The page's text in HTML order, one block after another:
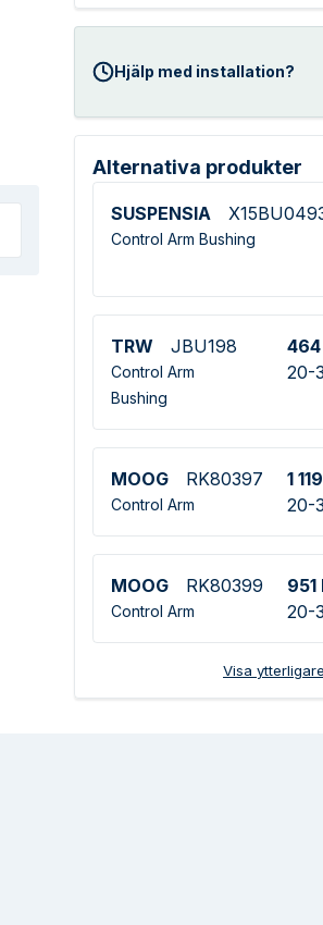
Hjälp med installation?
Alternativa produkter
SUSPENSIA
Control Arm Bushing
TRW JBU198
Control Arm
Bushing
20-
MOOG RK80397
Control Arm
1
20-
MOOG RK80399
Control Arm
951
20-
Visa ytterligare